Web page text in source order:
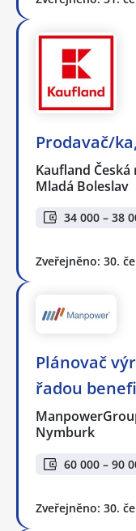
Prodavač/
Kaufland
Mladá Boleslav
34 000 – 38
Zveřejněno: 30.
Plánovač
řadou
Nymburk
60 000 – 90
Zveřejněno: 30.